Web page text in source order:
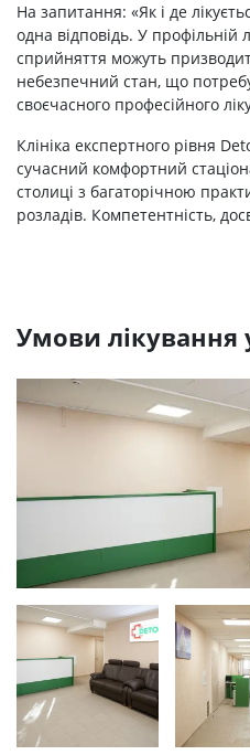
На запитання: «Як і де
одна відповідь. У профільній
сприйняття можуть
небезпечний стан, що
своєчасного професійного
Клініка експертного рівня
сучасний комфортний
столиці з багаторічною
розладів. Компетентність,
Умови лікування